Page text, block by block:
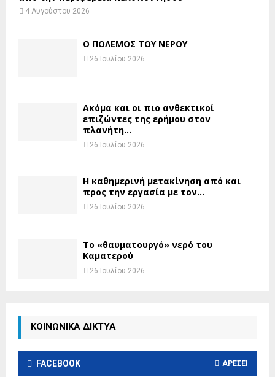
4 Αυγούστου 2026
Ο ΠΟΛΕΜΟΣ ΤΟΥ ΝΕΡΟΥ
26 Ιουλίου 2026
Ακόμα και οι πιο ανθεκτικοί
επιζώντες της ερήμου στον
πλανήτη...
26 Ιουλίου 2026
H καθημερινή μετακίνηση από και
προς την εργασία με τον...
26 Ιουλίου 2026
Το «θαυματουργό» νερό του
Καματερού
26 Ιουλίου 2026
ΚΟΙΝΩΝΙΚΑ ΔΙΚΤΥΑ
FACEBOOK ΑΡΈΣΕΙ